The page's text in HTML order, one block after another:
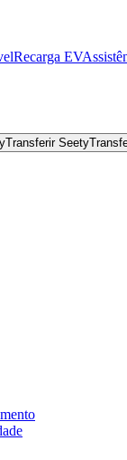
Recarga EV
Transferir Seety